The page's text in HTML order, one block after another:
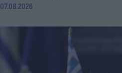
07.08.2026